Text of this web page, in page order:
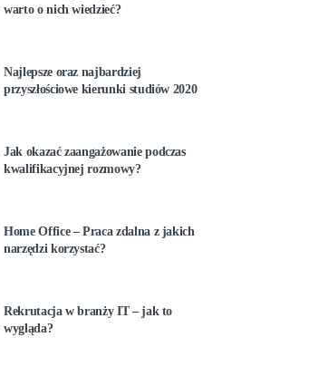
warto o nich wiedzieć?
Najlepsze oraz najbardziej
przyszłościowe kierunki studiów 2020
Jak okazać zaangażowanie podczas
kwalifikacyjnej rozmowy?
Home Office – Praca zdalna z jakich
narzędzi korzystać?
Rekrutacja w branży IT – jak to
wygląda?